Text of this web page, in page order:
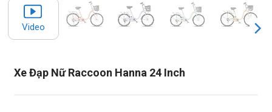
Xe Đạp Nữ Raccoon Hanna 24 Inch
Video